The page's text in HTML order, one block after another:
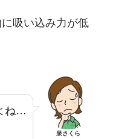
吸い込み力が低
ね…
泉さくら